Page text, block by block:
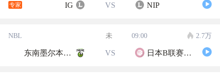
专家 IG VS NIP
NBL 未 09:00 2.7万
东南墨尔本凤凰 VS 日本B联赛联队